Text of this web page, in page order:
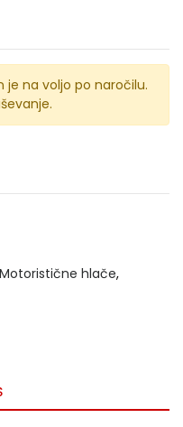
je na voljo po naročilu.
Motoristične hlače,